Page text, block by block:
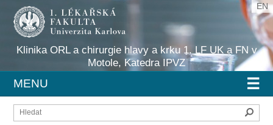
Klinika ORL a chirurgie hlavy a krku 1. LF UK a FN v
Motole, Katedra IPVZ
EN
☰
MENU